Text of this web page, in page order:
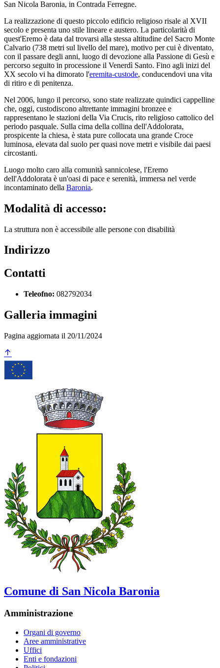
San Nicola Baronia, in Contrada Ferregne.
La realizzazione di questo piccolo edificio religioso risale al XVII
secolo e presenta uno stile lineare e austero. La particolarità di
quest'Eremo è data dal trovarsi alla stessa altitudine del Sacro Monte
Calvario (738 metri sul livello del mare), motivo per cui è diventato,
con il passare degli anni, luogo di devozione alla Passione di Gesù e
percorso seguito in processione il Venerdì Santo. Fino agli inizi del
XX secolo vi ha dimorato l'eremita-custode, conducendovi una vita
di ritiro e di penitenza.
Nel 2006, lungo il percorso, sono state realizzate quindici cappelline
che, oggi, custodiscono altrettante immagini bronzee e
rappresentano le stazioni della Via Crucis, rito religioso cattolico del
periodo pasquale. Sulla cima della collina dell'Addolorata,
prospicente la chiesa, è stata pure collocata una grande Croce
luminosa, elevata dal suolo per quasi nove metri e visibile dai paesi
circostanti.
Luogo molto caro alla comunità sannicolese, l'Eremo
dell'Addolorata è un'oasi di pace e serenità, immersa nel verde
incontaminato della Baronia.
Modalità di accesso:
La struttura non è accessibile alle persone con disabilità
Indirizzo
Contatti
Teleofno: 082792034
Galleria immagini
Pagina aggiornata il 20/11/2024
Comune di San Nicola Baronia
Amministrazione
Organi di governo
Aree amministrative
Uffici
Enti e fondazioni